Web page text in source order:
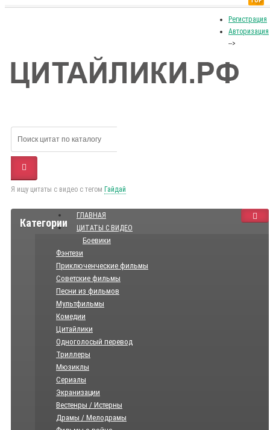
Регистрация
Авторизация
-->
Я ищу цитаты с видео с тегом Гайдай
Категории
ГЛАВНАЯ
ЦИТАТЫ С ВИДЕО
Боевики
Фэнтези
Приключенческие фильмы
Советские фильмы
Песни из фильмов
Мультфильмы
Комедии
Цитайлики
Одноголосый перевод
Триллеры
Мюзиклы
Сериалы
Экранизации
Вестенры / Истерны
Драмы / Мелодрамы